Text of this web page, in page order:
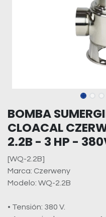
BOMBA
CLOACAL
2.2B - 3 HP -
[WQ-2.2B]
Marca: Czerweny
Modelo: WQ-2.2B
• Tensión: 380 V.